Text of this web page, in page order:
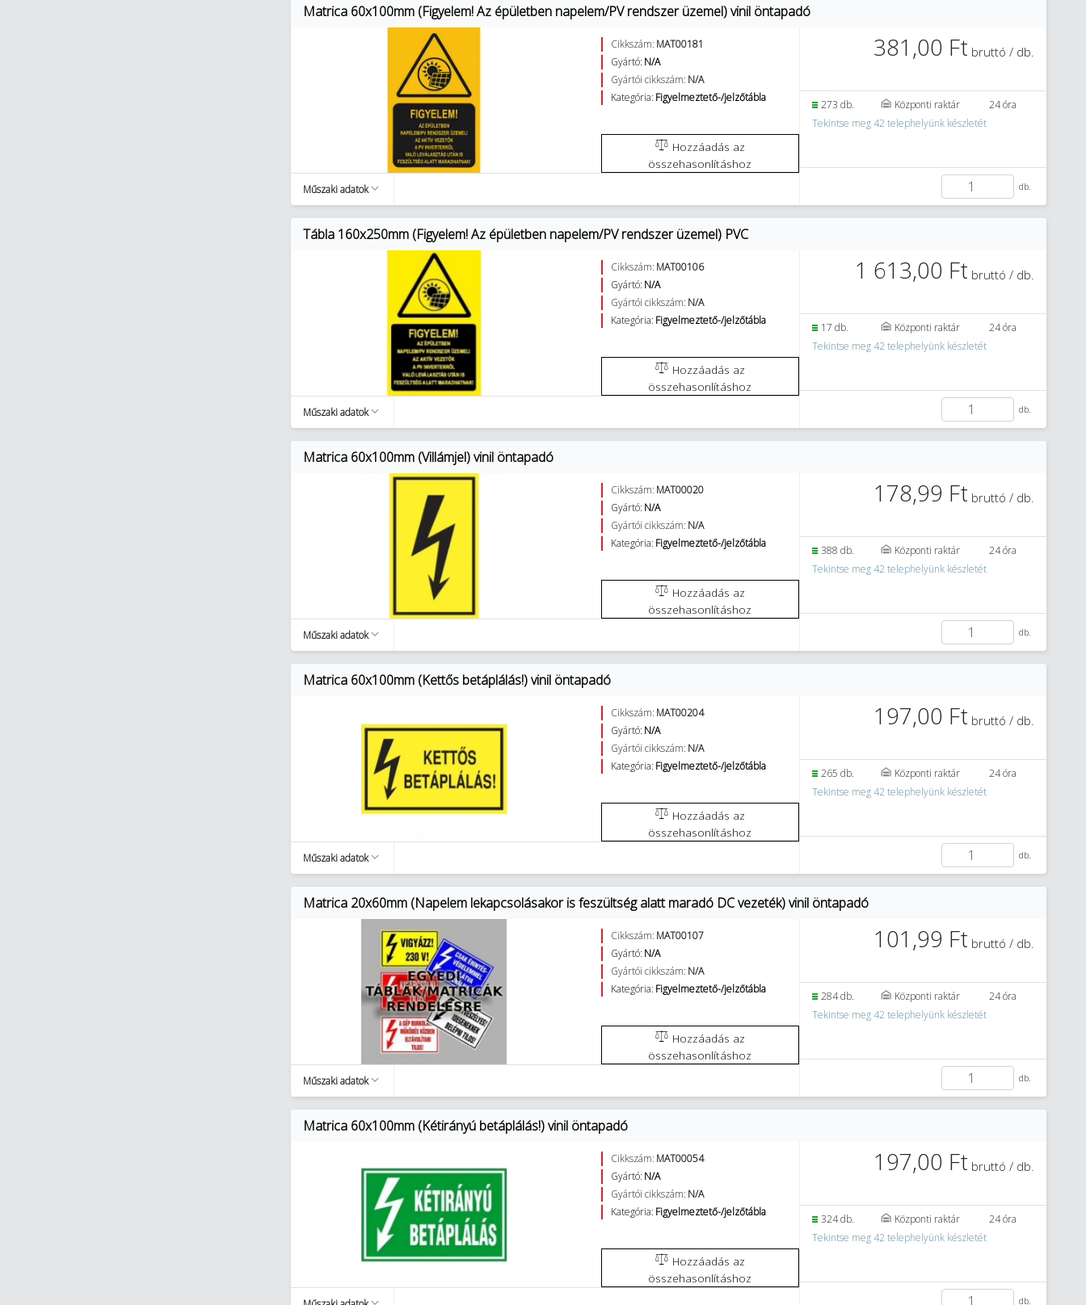
Matrica 60x100mm (Figyelem! Az épületben napelem/PV rendszer üzemel) vinil öntapadó
Cikkszám: MAT00181
Gyártó: N/A
Gyártói cikkszám: N/A
Kategória: Figyelmeztető-/jelzőtábla
összehasonlításhoz
Műszaki adatok
381,00 Ft bruttó / db.
273 db. Központi raktár
24 óra
Tekintse meg 42 telephelyünk készletét
db.
Tábla 160x250mm (Figyelem! Az épületben napelem/PV rendszer üzemel) PVC
Cikkszám: MAT00106
Gyártó: N/A
Gyártói cikkszám: N/A
Kategória: Figyelmeztető-/jelzőtábla
összehasonlításhoz
Műszaki adatok
1 613,00 Ft bruttó / db.
17 db. Központi raktár
24 óra
Tekintse meg 42 telephelyünk készletét
db.
Matrica 60x100mm (Villámjel) vinil öntapadó
Cikkszám: MAT00020
Gyártó: N/A
Gyártói cikkszám: N/A
Kategória: Figyelmeztető-/jelzőtábla
összehasonlításhoz
Műszaki adatok
178,99 Ft bruttó / db.
388 db. Központi raktár
24 óra
Tekintse meg 42 telephelyünk készletét
db.
Matrica 60x100mm (Kettős betáplálás!) vinil öntapadó
Cikkszám: MAT00204
Gyártó: N/A
Gyártói cikkszám: N/A
Kategória: Figyelmeztető-/jelzőtábla
összehasonlításhoz
Műszaki adatok
197,00 Ft bruttó / db.
265 db. Központi raktár
24 óra
Tekintse meg 42 telephelyünk készletét
db.
Matrica 20x60mm (Napelem lekapcsolásakor is feszültség alatt maradó DC vezeték) vinil öntapadó
Cikkszám: MAT00107
Gyártó: N/A
Gyártói cikkszám: N/A
Kategória: Figyelmeztető-/jelzőtábla
összehasonlításhoz
Műszaki adatok
101,99 Ft bruttó / db.
284 db. Központi raktár
24 óra
Tekintse meg 42 telephelyünk készletét
db.
Matrica 60x100mm (Kétirányú betáplálás!) vinil öntapadó
Cikkszám: MAT00054
Gyártó: N/A
Gyártói cikkszám: N/A
Kategória: Figyelmeztető-/jelzőtábla
összehasonlításhoz
197,00 Ft bruttó / db.
324 db. Központi raktár
24 óra
Tekintse meg 42 telephelyünk készletét
db.